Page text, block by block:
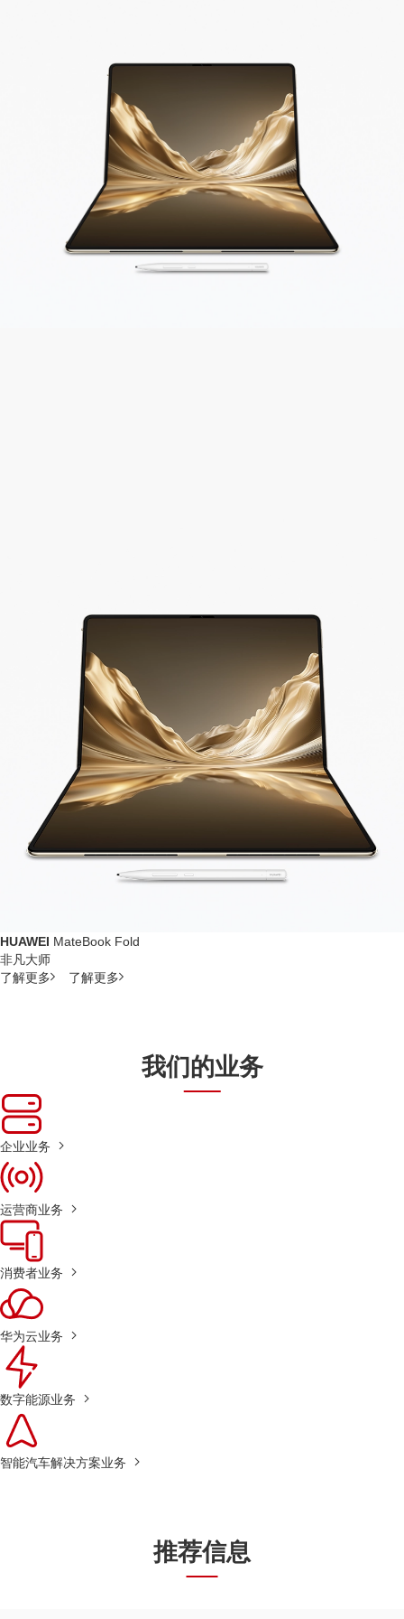
HUAWEI MateBook Fold
非凡大师
了解更多
了解更多
我们的业务
企业业务
运营商业务
消费者业务
华为云业务
数字能源业务
智能汽车解决方案业务
推荐信息